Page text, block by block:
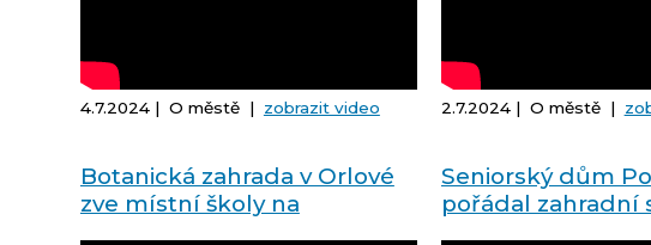
4.7.2024 | O městě | zobrazit video 2.7.2024 | O městě |
Botanická zahrada v Orlové
zve místní školy na
Seniorský dům
pořádal zahradní